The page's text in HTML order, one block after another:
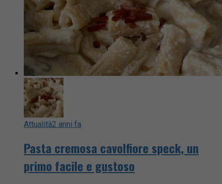
Attualità2 anni fa
Pasta cremosa cavolfiore speck, un
primo facile e gustoso